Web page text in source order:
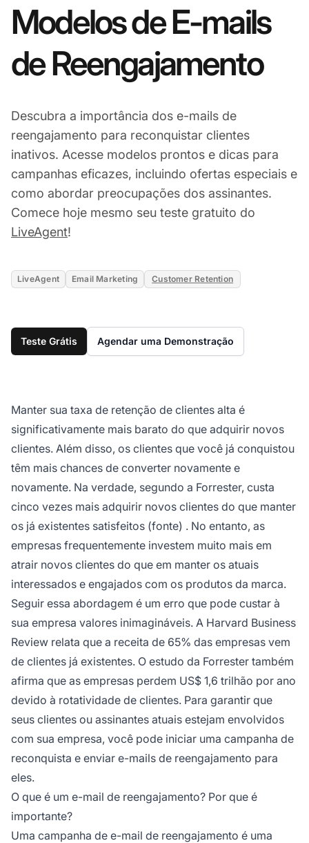
Modelos de E-mails
de Reengajamento
Descubra a importância dos e-mails de
reengajamento para reconquistar clientes
inativos. Acesse modelos prontos e dicas para
campanhas eficazes, incluindo ofertas especiais e
como abordar preocupações dos assinantes.
Comece hoje mesmo seu teste gratuito do
LiveAgent!
LiveAgent Email Marketing Customer Retention
Teste Grátis Agendar uma Demonstração
Manter sua taxa de retenção de clientes alta é
significativamente mais barato do que adquirir novos
clientes. Além disso, os clientes que você já conquistou
têm mais chances de converter novamente e
novamente. Na verdade, segundo a Forrester, custa
cinco vezes mais adquirir novos clientes do que manter
os já existentes satisfeitos (fonte) . No entanto, as
empresas frequentemente investem muito mais em
atrair novos clientes do que em manter os atuais
interessados e engajados com os produtos da marca.
Seguir essa abordagem é um erro que pode custar à
sua empresa valores inimagináveis. A Harvard Business
Review relata que a receita de 65% das empresas vem
de clientes já existentes. O estudo da Forrester também
afirma que as empresas perdem US$ 1,6 trilhão por ano
devido à rotatividade de clientes. Para garantir que
seus clientes ou assinantes atuais estejam envolvidos
com sua empresa, você pode iniciar uma campanha de
reconquista e enviar e-mails de reengajamento para
eles.
O que é um e-mail de reengajamento? Por que é
importante?
Uma campanha de e-mail de reengajamento é uma